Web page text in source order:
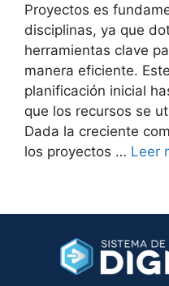
Proyectos es
disciplinas, ya que
herramientas clave
manera eficiente.
planificación inicial
que los recursos se
Dada la creciente
los proyectos … Leer